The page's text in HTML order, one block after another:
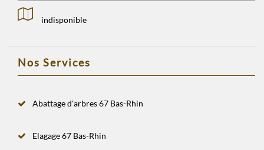
indisponible
Nos Services
Abattage d'arbres 67 Bas-Rhin
Elagage 67 Bas-Rhin